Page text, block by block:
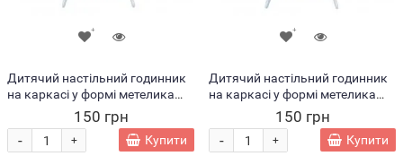
Дитячий настільний годинник
на каркасі у формі метелика
Clock LM77-7300 Рожевий
(AHMD)
150 грн
+
- Купити
Дитячий настільний годинник
на каркасі у формі метелика
Clock LM77-7300 Червоний
(AHMD)
150 грн
+
- Купити